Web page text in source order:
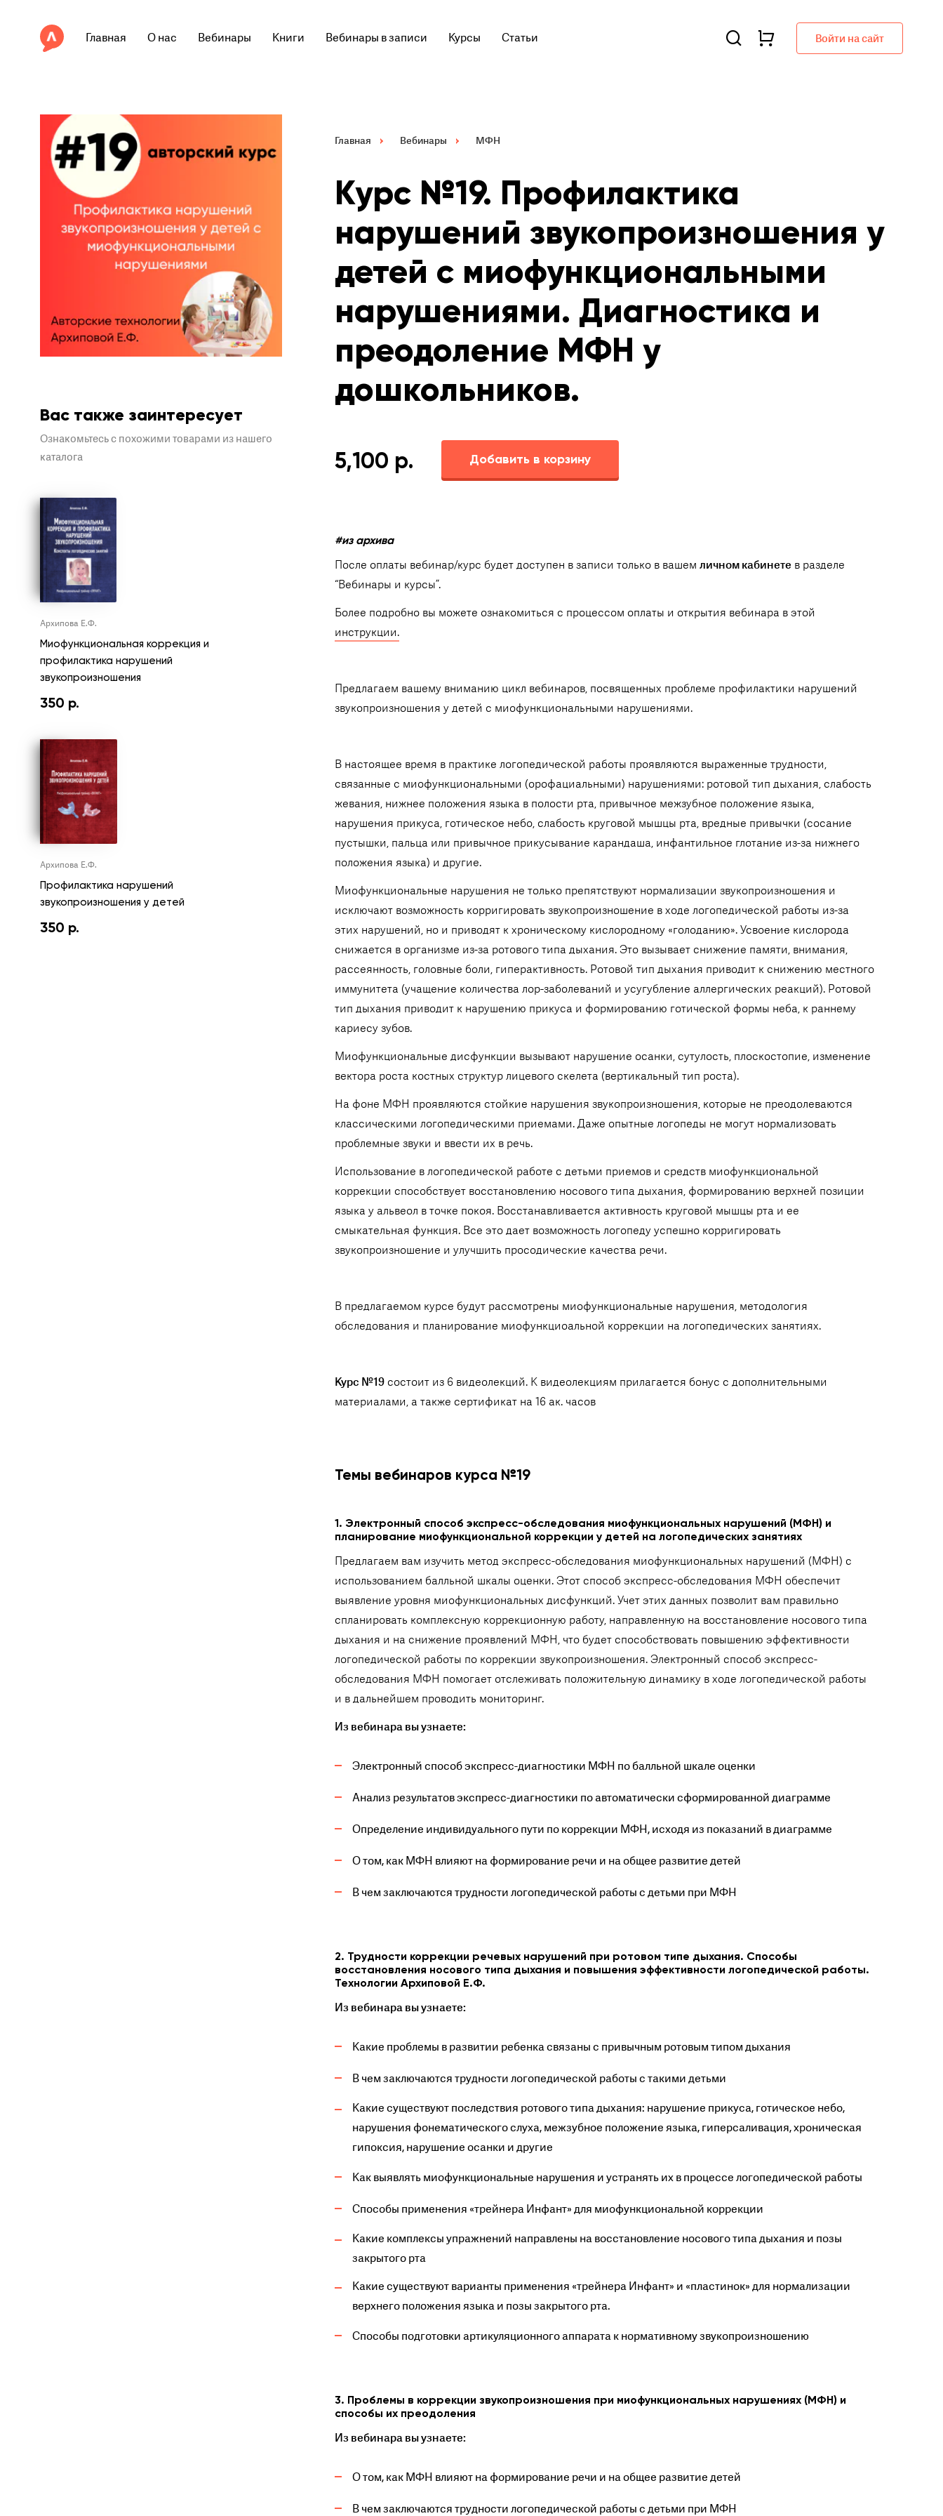
Главная О нас Вебинары Книги Вебинары в записи Курсы Статьи Войти на сайт
Вас также заинтересует
Ознакомьтесь с похожими товарами из нашего
каталога
Архипова Е.Ф.
Миофункциональная коррекция и
профилактика нарушений
звукопроизношения
350 р.
Архипова Е.Ф.
Профилактика нарушений
звукопроизношения у детей
350 р.
Главная Вебинары МФН
Курс №19. Профилактика
нарушений звукопроизношения у
детей с миофункциональными
нарушениями. Диагностика и
преодоление МФН у
дошкольников.
5,100 р. Добавить в корзину
#из архива
После оплаты вебинар/курс будет доступен в записи только в вашем личном кабинете в разделе
“Вебинары и курсы”.
Более подробно вы можете ознакомиться с процессом оплаты и открытия вебинара в этой
инструкции.
Предлагаем вашему вниманию цикл вебинаров, посвященных проблеме профилактики нарушений
звукопроизношения у детей с миофункциональными нарушениями.
В настоящее время в практике логопедической работы проявляются выраженные трудности,
связанные с миофункциональными (орофациальными) нарушениями: ротовой тип дыхания, слабость
жевания, нижнее положения языка в полости рта, привычное межзубное положение языка,
нарушения прикуса, готическое небо, слабость круговой мышцы рта, вредные привычки (сосание
пустышки, пальца или привычное прикусывание карандаша, инфантильное глотание из-за нижнего
положения языка) и другие.
Миофункциональные нарушения не только препятствуют нормализации звукопроизношения и
исключают возможность корригировать звукопроизношение в ходе логопедической работы из-за
этих нарушений, но и приводят к хроническому кислородному «голоданию». Усвоение кислорода
снижается в организме из-за ротового типа дыхания. Это вызывает снижение памяти, внимания,
рассеянность, головные боли, гиперактивность. Ротовой тип дыхания приводит к снижению местного
иммунитета (учащение количества лор-заболеваний и усугубление аллергических реакций). Ротовой
тип дыхания приводит к нарушению прикуса и формированию готической формы неба, к раннему
кариесу зубов.
Миофункциональные дисфункции вызывают нарушение осанки, сутулость, плоскостопие, изменение
вектора роста костных структур лицевого скелета (вертикальный тип роста).
На фоне МФН проявляются стойкие нарушения звукопроизношения, которые не преодолеваются
классическими логопедическими приемами. Даже опытные логопеды не могут нормализовать
проблемные звуки и ввести их в речь.
Использование в логопедической работе с детьми приемов и средств миофункциональной
коррекции способствует восстановлению носового типа дыхания, формированию верхней позиции
языка у альвеол в точке покоя. Восстанавливается активность круговой мышцы рта и ее
смыкательная функция. Все это дает возможность логопеду успешно корригировать
звукопроизношение и улучшить просодические качества речи.
В предлагаемом курсе будут рассмотрены миофункциональные нарушения, методология
обследования и планирование миофункциоальной коррекции на логопедических занятиях.
Курс №19состоит из 6 видеолекций. К видеолекциям прилагается бонус с дополнительными
материалами, а также сертификат на 16 ак. часов
Темы вебинаров курса №19
1. Электронный способ экспресс-обследования миофункциональных нарушений (МФН) и
планирование миофункциональной коррекции у детей на логопедических занятиях
Предлагаем вам изучить метод экспресс-обследования миофункциональных нарушений (МФН) с
использованием балльной шкалы оценки. Этот способ экспресс-обследования МФН обеспечит
выявление уровня миофункциональных дисфункций. Учет этих данных позволит вам правильно
спланировать комплексную коррекционную работу, направленную на восстановление носового типа
дыхания и на снижение проявлений МФН, что будет способствовать повышению эффективности
логопедической работы по коррекции звукопроизношения. Электронный способ экспресс-
обследования МФН помогает отслеживать положительную динамику в ходе логопедической работы
и в дальнейшем проводить мониторинг.
Из вебинара вы узнаете:
Электронный способ экспресс-диагностики МФН по балльной шкале оценки
Анализ результатов экспресс-диагностики по автоматически сформированной диаграмме
Определение индивидуального пути по коррекции МФН, исходя из показаний в диаграмме
О том, как МФН влияют на формирование речи и на общее развитие детей
В чем заключаются трудности логопедической работы с детьми при МФН
2. Трудности коррекции речевых нарушений при ротовом типе дыхания. Способы
восстановления носового типа дыхания и повышения эффективности логопедической работы.
Технологии Архиповой Е.Ф.
Из вебинара вы узнаете:
Какие проблемы в развитии ребенка связаны с привычным ротовым типом дыхания
В чем заключаются трудности логопедической работы с такими детьми
Какие существуют последствия ротового типа дыхания: нарушение прикуса, готическое небо,
нарушения фонематического слуха, межзубное положение языка, гиперсаливация, хроническая
гипоксия, нарушение осанки и другие
Как выявлять миофункциональные нарушения и устранять их в процессе логопедической работы
Способы применения «трейнера Инфант» для миофункциональной коррекции
Какие комплексы упражнений направлены на восстановление носового типа дыхания и позы
закрытого рта
Какие существуют варианты применения «трейнера Инфант» и «пластинок» для нормализации
верхнего положения языка и позы закрытого рта.
Способы подготовки артикуляционного аппарата к нормативному звукопроизношению
3. Проблемы в коррекции звукопроизношения при миофункциональных нарушениях (МФН) и
способы их преодоления
Из вебинара вы узнаете:
О том, как МФН влияют на формирование речи и на общее развитие детей
В чем заключаются трудности логопедической работы с детьми при МФН